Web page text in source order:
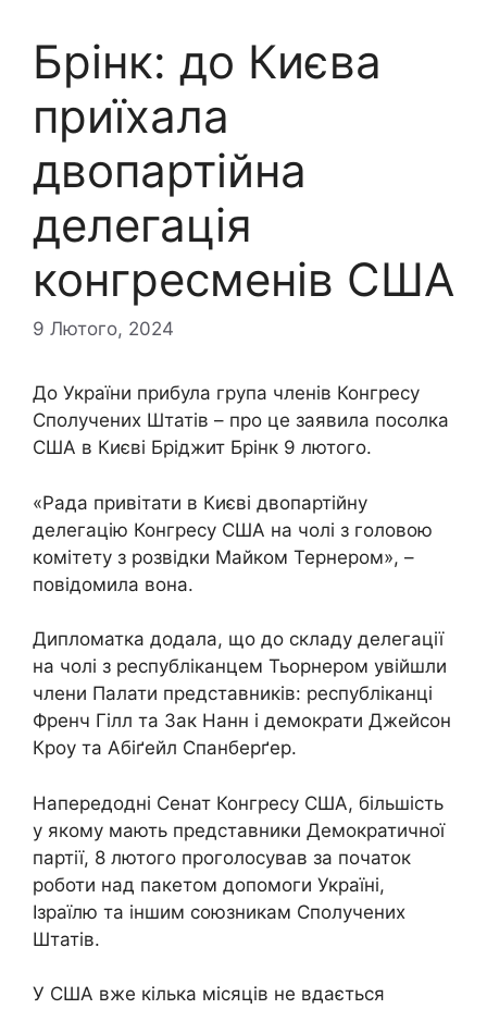
Брінк: до Києва
приїхала
двопартійна
делегація
конгресменів США
9 Лютого, 2024
До України прибула група членів Конгресу
Сполучених Штатів – про це заявила посолка
США в Києві Бріджит Брінк 9 лютого.
«Рада привітати в Києві двопартійну
делегацію Конгресу США на чолі з головою
комітету з розвідки Майком Тернером», –
повідомила вона.
Дипломатка додала, що до складу делегації
на чолі з республіканцем Тьорнером увійшли
члени Палати представників: республіканці
Френч Гілл та Зак Нанн і демократи Джейсон
Кроу та Абіґейл Спанберґер.
Напередодні Сенат Конгресу США, більшість
у якому мають представники Демократичної
партії, 8 лютого проголосував за початок
роботи над пакетом допомоги Україні,
Ізраїлю та іншим союзникам Сполучених
Штатів.
У США вже кілька місяців не вдається